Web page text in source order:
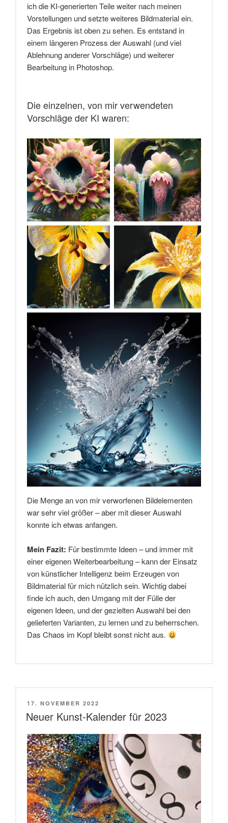
ich die KI-generierten Teile weiter nach meinen
Vorstellungen und setzte weiteres Bildmaterial ein.
Das Ergebnis ist oben zu sehen. Es entstand in
einem längeren Prozess der Auswahl (und viel
Ablehnung anderer Vorschläge) und weiterer
Bearbeitung in Photoshop.
Die einzelnen, von mir verwendeten
Vorschläge der KI waren:
Die Menge an von mir verworfenen Bildelementen
war sehr viel größer – aber mit dieser Auswahl
konnte ich etwas anfangen.
Mein Fazit: Für bestimmte Ideen – und immer mit
einer eigenen Weiterbearbeitung – kann der Einsatz
von künstlicher Intelligenz beim Erzeugen von
Bildmaterial für mich nützlich sein. Wichtig dabei
finde ich auch, den Umgang mit der Fülle der
eigenen Ideen, und der gezielten Auswahl bei den
gelieferten Varianten, zu lernen und zu beherrschen.
Das Chaos im Kopf bleibt sonst nicht aus.
VERÖFFENTLICHT
AM
17. NOVEMBER 2022
Neuer Kunst-Kalender für 2023